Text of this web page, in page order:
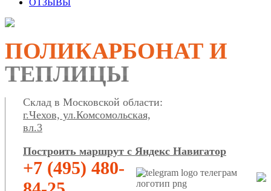
ПОЛИКАРБОНАТ И
ТЕПЛИЦЫ
Склад в Московской области:
г.Чехов, ул.Комсомольская,
вл.3
Построить маршрут с Яндекс Навигатор
+7 (495) 480-